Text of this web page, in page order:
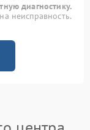
диагностику.
неисправность.